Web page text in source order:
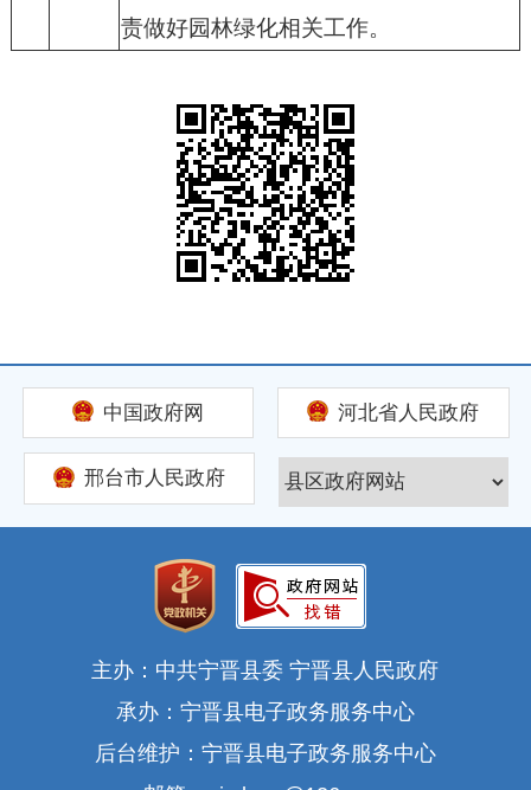
责做好园林绿化相关工作。
中国政府网 河北省人民政府
邢台市人民政府
主办：中共宁晋县委 宁晋县人民政府
承办：宁晋县电子政务服务中心
后台维护：宁晋县电子政务服务中心